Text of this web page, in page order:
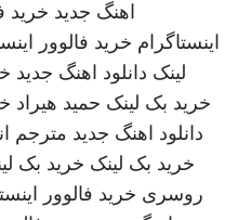
اهنگ جدید خرید
اینستاگرام خرید فالوور
لینک دانلود اهنگ جدید
خرید بک لینک حمید هیراد
دانلود اهنگ جدید مترجم
خرید بک لینک خرید بک
روسری خرید فالوور